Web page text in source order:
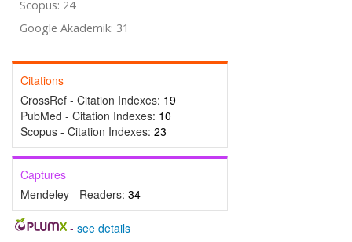
Scopus: 24
Google Akademik: 31
Citations
CrossRef - Citation Indexes: 19
PubMed - Citation Indexes: 10
Scopus - Citation Indexes: 23
Captures
Mendeley - Readers: 34
- see details